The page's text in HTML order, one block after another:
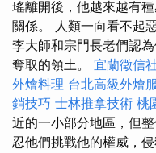
瑤離開後，他越來越有
關係。 人類一向看不起
李大師和宗門長老們認
奪取的領土。 宜蘭徵信
外燴料理 台北高級外燴
銷技巧 士林推拿技術 桃
近的一小部分地區，但
忍他們挑戰他的權威，